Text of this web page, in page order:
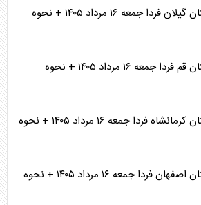
جدول قطعی برق استان گیلان فردا جمعه ۱۶ مرداد ۱۴۰۵ + نحوه
جدول قطعی برق استان قم فردا جمعه ۱۶ مرداد ۱۴۰۵ + نحوه
جدول قطعی برق استان کرمانشاه فردا جمعه ۱۶ مرداد ۱۴۰۵ + نحوه
جدول قطعی برق استان اصفهان فردا جمعه ۱۶ مرداد ۱۴۰۵ + نحوه